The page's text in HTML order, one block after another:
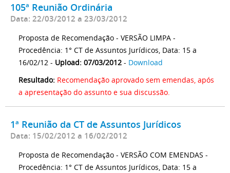
105ª Reunião Ordinária
Data: 22/03/2012 a 23/03/2012
Proposta de Recomendação - VERSÃO LIMPA -
Procedência: 1° CT de Assuntos Jurídicos, Data: 15 a
16/02/12 - Upload: 07/03/2012 - Download
Resultado: Recomendação aprovado sem emendas, após
a apresentação do assunto e sua discussão.
1ª Reunião da CT de Assuntos Jurídicos
Data: 15/02/2012 a 16/02/2012
Proposta de Recomendação - VERSÃO COM EMENDAS -
Procedência: 1° CT de Assuntos Jurídicos, Data: 15 a